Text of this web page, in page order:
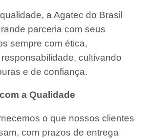
a Agatec do Brasil
parceria com seus
sempre com ética,
cultivando
e de confiança.
a Qualidade
o que nossos clientes
com prazos de entrega